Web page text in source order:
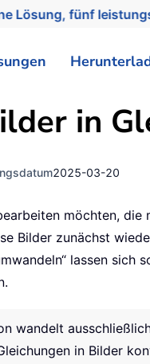
Lösung, fünf
in
2025-03-20
möchten,
Bilder zunächst
lassen
wandelt
in Bilder